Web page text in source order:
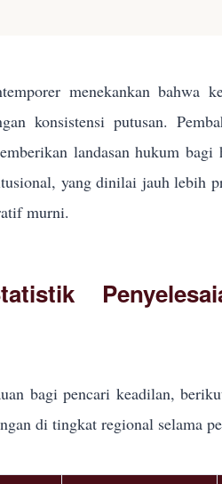
menekankan bahwa
konsistensi putusan.
landasan hukum
yang dinilai jauh lebih
murni.
bagi pencari keadilan,
di tingkat regional selama